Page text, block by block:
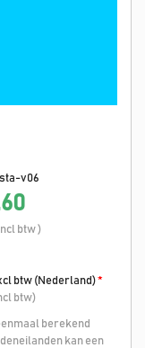
v06
btw )
btw (Nederland)*
btw)
berekend
kan een